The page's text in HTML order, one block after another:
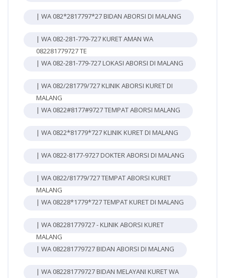
| WA 082*2817797*27 BIDAN ABORSI DI MALANG
| WA 082-281-779-727 KURET AMAN WA
082281779727 TE
| WA 082-281-779-727 LOKASI ABORSI DI MALANG
| WA 082/281779/727 KLINIK ABORSI KURET DI
MALANG
| WA 0822#8177#9727 TEMPAT ABORSI MALANG
| WA 0822*81779*727 KLINIK KURET DI MALANG
| WA 0822-8177-9727 DOKTER ABORSI DI MALANG
| WA 0822/81779/727 TEMPAT ABORSI KURET
MALANG
| WA 08228*1779*727 TEMPAT KURET DI MALANG
| WA 082281779727 - KLINIK ABORSI KURET
MALANG
| WA 082281779727 BIDAN ABORSI DI MALANG
| WA 082281779727 BIDAN MELAYANI KURET WA